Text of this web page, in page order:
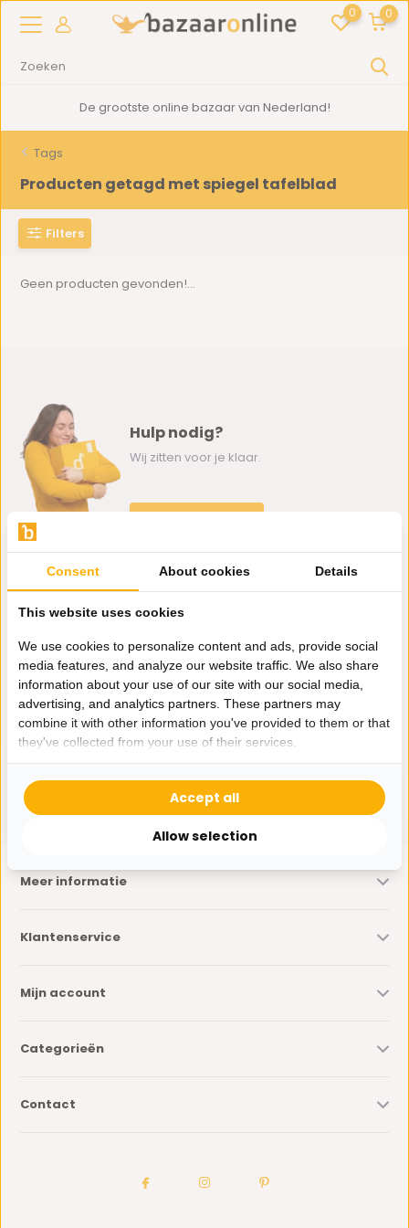
0 0
De grootste online bazaar van Nederland!
Tags
Producten getagd met spiegel tafelblad
Filters
Geen producten gevonden!...
Hulp nodig?
Wij zitten voor je klaar.
klantenservice@bazaaronline.nl
Ontvang de nieuwste aanbiedingen en promoties. We zullen
je niet spammen, beloofd.
* Lees hier de wettelijke beperkingen
Meer informatie
Klantenservice
Mijn account
Categorieën
Contact
Consent About cookies Details
This website uses cookies
We use cookies to personalize content and ads, provide social
media features, and analyze our website traffic. We also share
information about your use of our site with our social media,
advertising, and analytics partners. These partners may
combine it with other information you've provided to them or that
they've collected from your use of their services.
Allow selection
Accept all